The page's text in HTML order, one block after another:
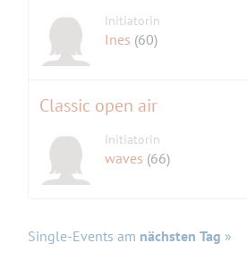
Initiatorin
Ines (60)
Classic open air
Initiatorin
waves (66)
Single-Events am nächsten Tag »